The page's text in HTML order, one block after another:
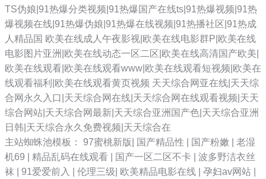
TS伪娘|91热爆分类视频|91热爆国产在线ts|91热爆视频|91热
爆视频在线|91热爆伪娘|91热爆在线视频|91热播社区|91热成
人精品国 欧美在线成人午夜影视|欧美在线电影群P|欧美在线
电影图片亚洲|欧美在线动态一区二区|欧美在线高清国产欧美|
欧美在线观看|欧美在线观看www|欧美在线观看短视频|欧美在
线观看福利|欧美在线观看黄页视频 天天综合网亚在线|天天综
合网永久入口|天天综合网在线|天天综合网在线观看视频|天天
综合网站|天天综合网最新|天天综合亚洲国产色|天天综合亚洲
日韩|天天综合永久免费视频|天天综合在
主站蜘蛛池模板： 97蜜桃新版 国产精品性 国产粉嫩
老湿
机69
精品乱码在线观看 国产一区二区不卡
波多野洁衣丝
袜
91爱爱前入 伦理三级 欧美精品电影在线 孕妇av网站